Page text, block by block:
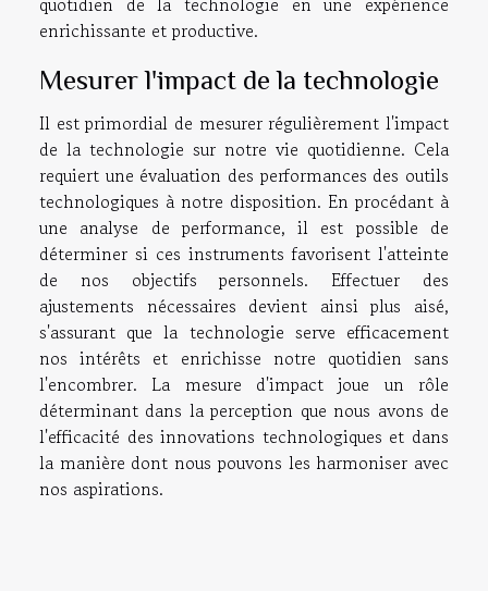
enrichissante et productive.
Mesurer l'impact de la technologie
Il est primordial de mesurer régulièrement l'impact
de la technologie sur notre vie quotidienne. Cela
requiert une évaluation des performances des outils
technologiques à notre disposition. En procédant à
une analyse de performance, il est possible de
déterminer si ces instruments favorisent l'atteinte
de nos objectifs personnels. Effectuer des
ajustements nécessaires devient ainsi plus aisé,
s'assurant que la technologie serve efficacement
nos intérêts et enrichisse notre quotidien sans
l'encombrer. La mesure d'impact joue un rôle
déterminant dans la perception que nous avons de
l'efficacité des innovations technologiques et dans
la manière dont nous pouvons les harmoniser avec
nos aspirations.